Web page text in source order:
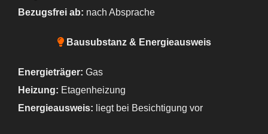
Bezugsfrei ab: nach Absprache
Bausubstanz & Energieausweis
Energieträger: Gas
Heizung: Etagenheizung
Energieausweis: liegt bei Besichtigung vor